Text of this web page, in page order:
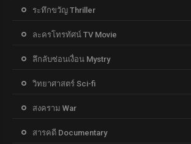
ระทึกขวัญ Thriller
ละครโทรทัศน์ TV Movie
ลึกลับซ่อนเงื่อน Mystry
วิทยาศาสตร์ Sci-fi
สงคราม War
สารคดี Documentary